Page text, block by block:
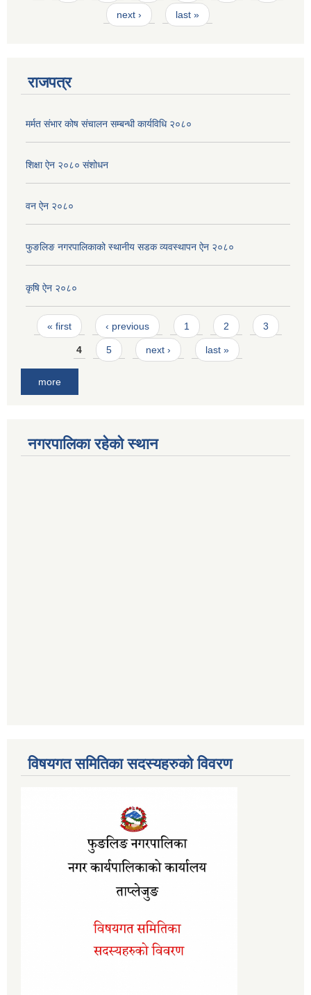
next › last »
राजपत्र
मर्मत संभार कोष संचालन सम्बन्धी कार्यविधि २०८०
शिक्षा ऐन २०८० संशोधन
वन ऐन २०८०
फुङलिङ नगरपालिकाको स्थानीय सडक व्यवस्थापन ऐन २०८०
कृषि ऐन २०८०
Pages
« first ‹ previous 1 2 3
4 5 next › last »
more
नगरपालिका रहेको स्थान
विषयगत समितिका सदस्यहरुको विवरण